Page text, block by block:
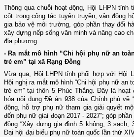
Thông qua chuỗi hoạt động, Hội LHPN tỉnh
cốt trong công tác tuyên truyền, vận động
gia bảo vệ môi trường, góp phần thay đổi
xây dựng nếp sống văn minh và nâng cao
địa phương.
- Ra mắt mô hình “Chi hội phụ nữ an
trẻ em” tại xã Rạng Đông
Vừa qua, Hội LHPN tỉnh phối hợp với Hội
Hội nghị ra mắt mô hình “Chi hội phụ nữ an
trẻ em” tại thôn 5 Phúc Thắng. Đây là
hóa nội dung Đề án 938 của Chính phủ về
động, hỗ trợ phụ nữ tham gia giải quyết
đến phụ nữ giai đoạn 2017 - 2027”; góp
động “Xây dựng gia đình 5 không, 3 sạch,
Đại hội đại biểu phụ nữ toàn quốc lần thứ